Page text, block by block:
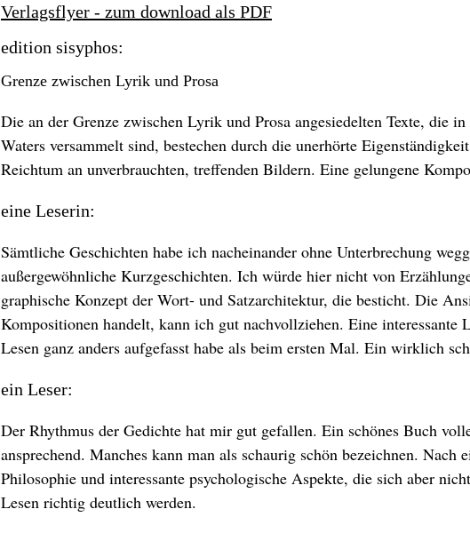
Verlagsflyer - zum download als PDF
edition sisyphos:
Grenze zwischen Lyrik und Prosa
Die an der Grenze zwischen Lyrik und Prosa angesiedelten Texte, die
Waters versammelt sind, bestechen durch die unerhörte
Reichtum an unverbrauchten, treffenden Bildern. Eine gelungene
eine Leserin:
Sämtliche Geschichten habe ich nacheinander ohne Unterbrechung
außergewöhnliche Kurzgeschichten. Ich würde hier nicht von
graphische Konzept der Wort- und Satzarchitektur, die besticht. Die
Kompositionen handelt, kann ich gut nachvollziehen. Eine interessante
Lesen ganz anders aufgefasst habe als beim ersten Mal. Ein wirklich
ein Leser:
Der Rhythmus der Gedichte hat mir gut gefallen. Ein schönes Buch
ansprechend. Manches kann man als schaurig schön bezeichnen.
Philosophie und interessante psychologische Aspekte, die sich aber
Lesen richtig deutlich werden.